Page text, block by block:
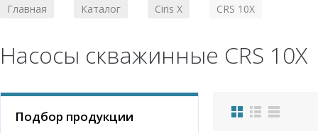
Главная Каталог Ciris X CRS 10X
Насосы скважинные CRS 10X
Подбор продукции